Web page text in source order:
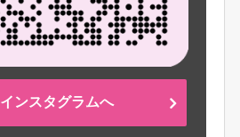
インスタグラムへ